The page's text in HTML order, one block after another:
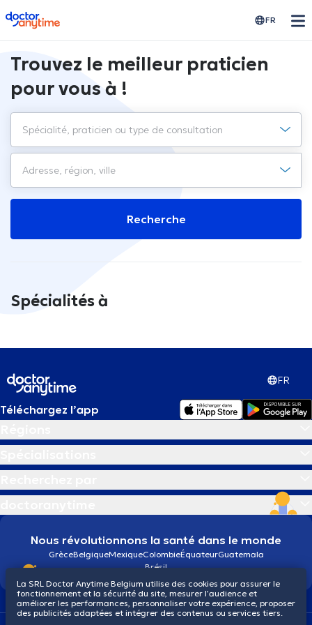
doctoranytime FR
Trouvez le meilleur praticien
pour vous à !
Recherche
Spécialités à
FR
Téléchargez l’app
Nous révolutionnons la santé dans le monde
GrèceBelgiqueMexiqueColombieÉquateurGuatemala
Brésil
La SRL Doctor Anytime Belgium utilise des cookies pour assurer le
fonctionnement et la sécurité du site, mesurer l’audience et
améliorer les performances, personnaliser votre expérience, proposer
des publicités adaptées et intégrer des contenus ou services tiers.